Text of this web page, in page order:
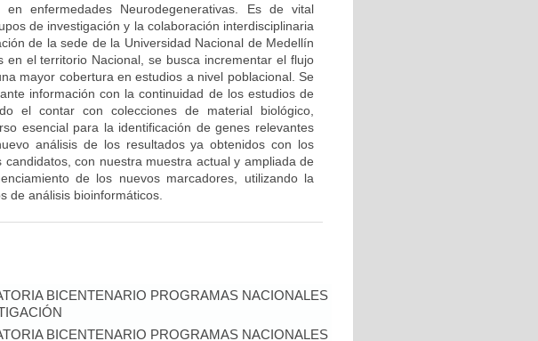
enfermedades Neurodegenerativas. Es de vital
de investigación y la colaboración interdisciplinaria
de la sede de la Universidad Nacional de Medellín
el territorio Nacional, se busca incrementar el flujo
mayor cobertura en estudios a nivel poblacional. Se
información con la continuidad de los estudios de
el contar con colecciones de material biológico,
esencial para la identificación de genes relevantes
análisis de los resultados ya obtenidos con los
con nuestra muestra actual y ampliada de
de los nuevos marcadores, utilizando la
de análisis bioinformáticos.
BICENTENARIO PROGRAMAS NACIONALES
BICENTENARIO PROGRAMAS NACIONALES